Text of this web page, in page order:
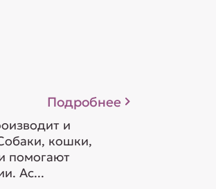
Подробнее
и
кошки,
помогают
Ас...